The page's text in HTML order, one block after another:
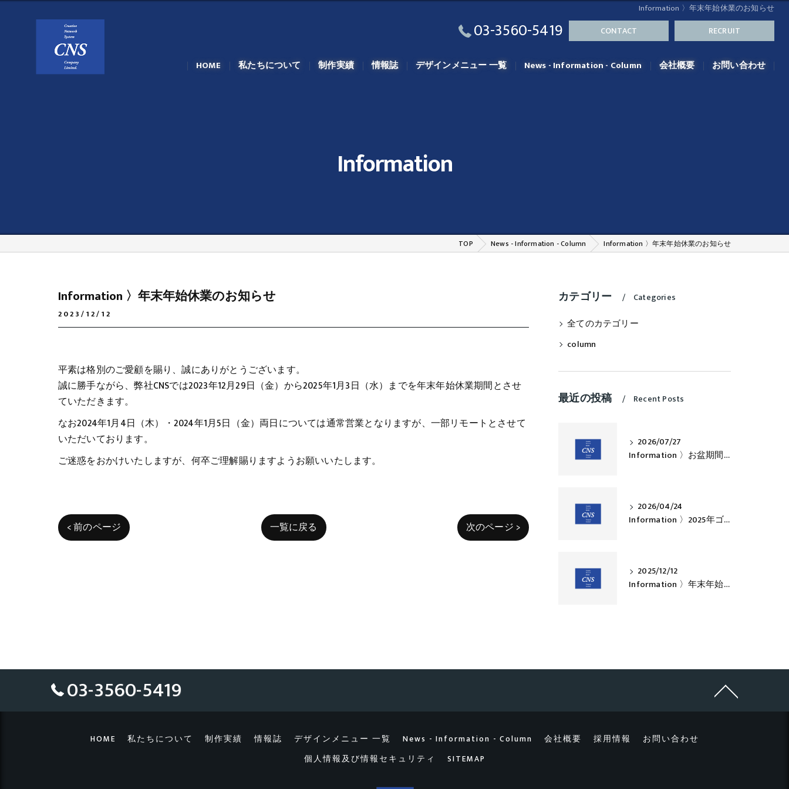
Information 〉年末年始休業のお知らせ
03-3560-5419 CONTACT RECRUIT
HOME 私たちについて 制作実績 情報誌 デザインメニュー 一覧 News - Information - Column 会社概要 お問い合わせ
Information
TOP News - Information - Column Information 〉年末年始休業のお知らせ
Information 〉年末年始休業のお知らせ
2023/12/12
平素は格別のご愛顧を賜り、誠にありがとうございます。
誠に勝手ながら、弊社CNSでは2023年12月29日（金）から2025年1月3日（水）までを年末年始休業期間とさせ
ていただきます。
なお2024年1月4日（木）・2024年1月5日（金）両日については通常営業となりますが、一部リモートとさせて
いただいております。
ご迷惑をおかけいたしますが、何卒ご理解賜りますようお願いいたします。
< 前のページ 一覧に戻る 次のページ >
カテゴリー Categories
全てのカテゴリー
column
最近の投稿 Recent Posts
2026/07/27
Information 〉お盆期間中の営業について
2026/04/24
Information 〉2025年ゴールデンウィークのお知らせ
2025/12/12
Information 〉年末年始休業のお知らせ
03-3560-5419
HOME 私たちについて 制作実績 情報誌 デザインメニュー 一覧 News - Information - Column 会社概要 採用情報
お問い合わせ
個人情報及び情報セキュリティ
SITEMAP